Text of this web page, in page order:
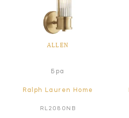
ALLEN
Бра
Ralph Lauren Home
RL2080NB